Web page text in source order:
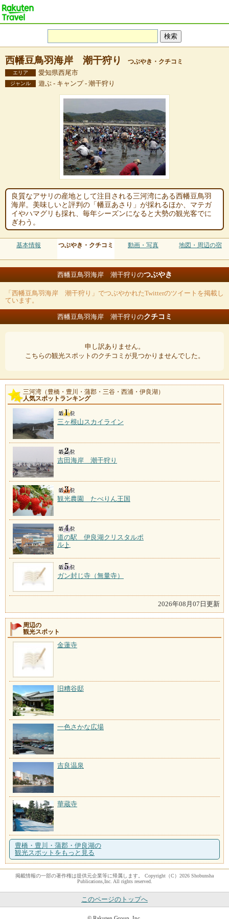
西幡豆鳥羽海岸 潮干狩り つぶやき・クチコミ
エリア 愛知県西尾市
ジャンル 遊ぶ - キャンプ - 潮干狩り
良質なアサリの産地として注目される三河湾にある西幡豆鳥羽
海岸。美味しいと評判の「幡豆あさり」が採れるほか、マテガ
イやハマグリも採れ、毎年シーズンになると大勢の観光客でに
ぎわう。
基本情報 つぶやき・クチコミ 動画・写真 地図・周辺の宿
西幡豆鳥羽海岸 潮干狩りのつぶやき
「西幡豆鳥羽海岸 潮干狩り」でつぶやかれたTwitterのツイートを掲載し
ています。
西幡豆鳥羽海岸 潮干狩りのクチコミ
申し訳ありません。
こちらの観光スポットのクチコミが見つかりませんでした。
三河湾（豊橋・豊川・蒲郡・三谷・西浦・伊良湖）
人気スポットランキング
三ヶ根山スカイライン
吉田海岸 潮干狩り
観光農園 たべりん王国
道の駅 伊良湖クリスタルポ
ルト
ガン封じ寺（無量寺）
2026年08月07日更新
周辺の
観光スポット
金蓮寺
旧糟谷邸
一色さかな広場
吉良温泉
華蔵寺
豊橋・豊川・蒲郡・伊良湖の
観光スポットをもっと見る
掲載情報の一部の著作権は提供元企業等に帰属します。 Copyright（C）2026 Shobunsha
Publications,Inc. All rights reserved.
このページのトップへ